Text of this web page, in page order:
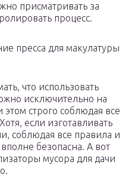
присматривать за
процесс.
пресса для макулатуры
что использовать
исключительно на
строго соблюдая все
если изготавливать
соблюдая все правила и
безопасна. А вот
мусора для дачи